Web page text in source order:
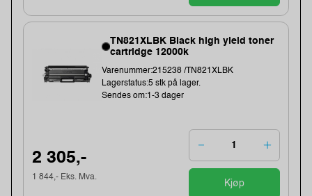
TN821XLBK Black high yield toner
cartridge 12000k
Varenummer:215238 /TN821XLBK
Lagerstatus:5 stk på lager.
Sendes om:1-3 dager
2 305,-
1 844,- Eks. Mva.
Kjøp